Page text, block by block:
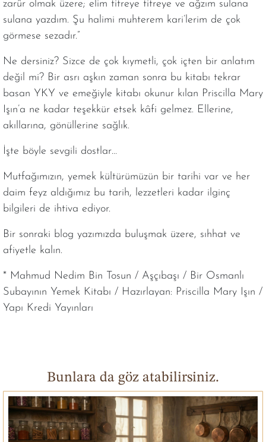
zarûr olmak üzere; elim titreye titreye ve ağzım sulana
sulana yazdım. Şu halimi muhterem kari’lerim de çok
görmese sezadır.”
Ne dersiniz? Sizce de çok kıymetli, çok içten bir anlatım
değil mi? Bir asrı aşkın zaman sonra bu kitabı tekrar
basan YKY ve emeğiyle kitabı okunur kılan Priscilla Mary
Işın’a ne kadar teşekkür etsek kâfi gelmez. Ellerine,
akıllarına, gönüllerine sağlık.
İşte böyle sevgili dostlar…
Mutfağımızın, yemek kültürümüzün bir tarihi var ve her
daim feyz aldığımız bu tarih, lezzetleri kadar ilginç
bilgileri de ihtiva ediyor.
Bir sonraki blog yazımızda buluşmak üzere, sıhhat ve
afiyetle kalın.
* Mahmud Nedim Bin Tosun / Aşçıbaşı / Bir Osmanlı
Subayının Yemek Kitabı / Hazırlayan: Priscilla Mary Işın /
Yapı Kredi Yayınları
Bunlara da göz atabilirsiniz.